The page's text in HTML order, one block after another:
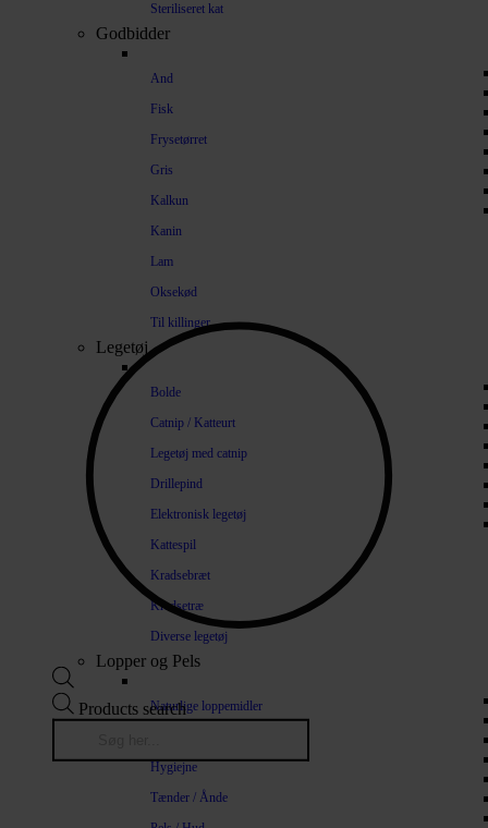
Steriliseret kat
Godbidder
And
Fisk
Frysetørret
Gris
Kalkun
Kanin
Lam
Oksekød
Til killinger
Legetøj
Bolde
Catnip / Katteurt
Legetøj med catnip
Drillepind
Elektronisk legetøj
Kattespil
Kradsebræt
Kradsetræ
Diverse legetøj
Lopper og Pels
Naturlige loppemidler
Hygiejne
Tænder / Ånde
Products search